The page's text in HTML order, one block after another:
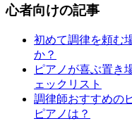
心者向けの記事
初めて調律を頼む
か？
ピアノが喜ぶ置き
ェックリスト
調律師おすすめの
ピアノは？